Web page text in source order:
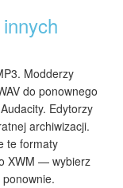
Modderzy
do ponownego
Edytorzy
archiwizacji.
te formaty
XWM — wybierz